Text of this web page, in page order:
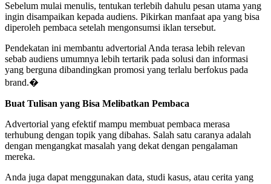
Sebelum mulai menulis, tentukan terlebih dahulu pesan utama yang
ingin disampaikan kepada audiens. Pikirkan manfaat apa yang bisa
diperoleh pembaca setelah mengonsumsi iklan tersebut.
Pendekatan ini membantu advertorial Anda terasa lebih relevan
sebab audiens umumnya lebih tertarik pada solusi dan informasi
yang berguna dibandingkan promosi yang terlalu berfokus pada
brand.�
Buat Tulisan yang Bisa Melibatkan Pembaca
Advertorial yang efektif mampu membuat pembaca merasa
terhubung dengan topik yang dibahas. Salah satu caranya adalah
dengan mengangkat masalah yang dekat dengan pengalaman
mereka.
Anda juga dapat menggunakan data, studi kasus, atau cerita yang